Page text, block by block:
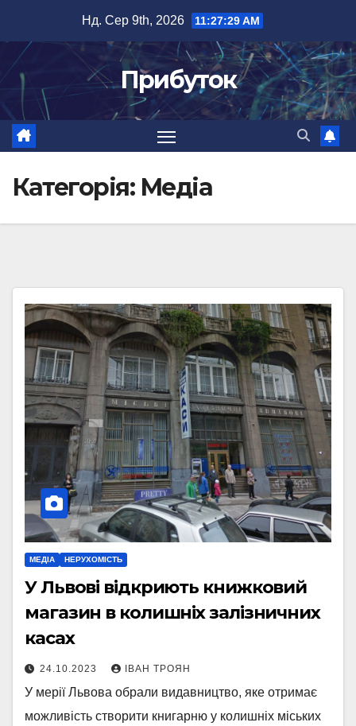
вмісту
Нд. Сер 9th, 2026 11:27:31 AM
Прибуток
Категорія: Медіа
МЕДІА НЕРУХОМІСТЬ
У Львові відкриють книжковий
магазин в колишніх залізничних
касах
24.10.2023 ІВАН ТРОЯН
У мерії Львова обрали видавництво, яке отримає
можливість створити книгарню у колишніх міських